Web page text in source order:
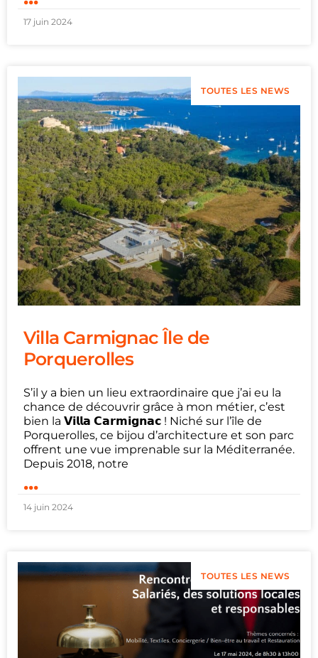
17 juin 2024
TOUTES LES NEWS
Villa Carmignac Île de
Porquerolles
S’il y a bien un lieu extraordinaire que j’ai eu la
chance de découvrir grâce à mon métier, c’est
bien la 𝗩𝗶𝗹𝗹𝗮 𝗖𝗮𝗿𝗺𝗶𝗴𝗻𝗮𝗰 ! Niché sur l’île de
Porquerolles, ce bijou d’architecture et son parc
offrent une vue imprenable sur la Méditerranée.
Depuis 2018, notre
...
14 juin 2024
TOUTES LES NEWS